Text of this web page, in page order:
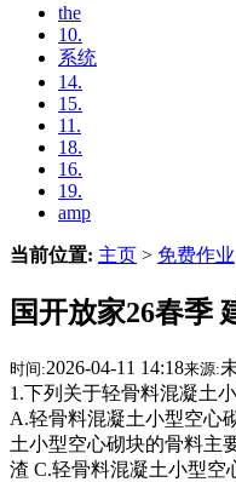
the
10.
系统
14.
15.
11.
18.
16.
19.
amp
当前位置: 主页 > 免费作业
国开放家26春季
时间:2026-04-11 14:18来源:
1.下列关于轻骨料混凝土
A.轻骨料混凝土小型空心
土小型空心砌块的骨料主
渣 C.轻骨料混凝土小型空